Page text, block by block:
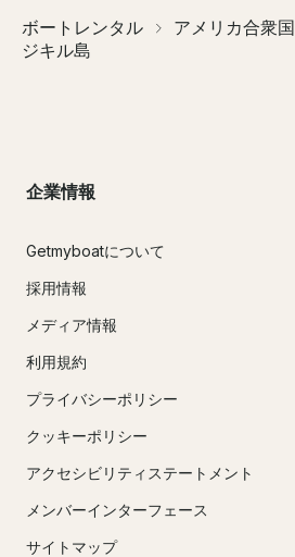
ボートレンタル アメリカ合衆国
ジキル島
企業情報
Getmyboatについて
採用情報
メディア情報
利用規約
プライバシーポリシー
クッキーポリシー
アクセシビリティステートメント
メンバーインターフェース
サイトマップ